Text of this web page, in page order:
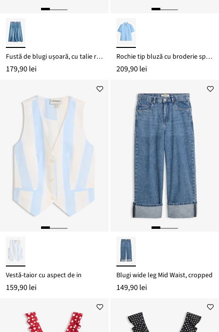
Fustă de blugi ușoară, cu talie reglabilă
179,90 lei
Rochie tip bluză cu broderie spartă din bumbac 100%
209,90 lei
Vestă-taior cu aspect de in
159,90 lei
Blugi wide leg Mid Waist, cropped
149,90 lei